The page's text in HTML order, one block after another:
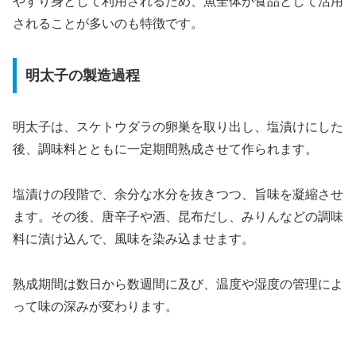
されることが多いのも特徴です。
明太子の製造過程
明太子は、スケトウダラの卵巣を取り出し、塩漬けにした
後、調味料とともに一定期間熟成させて作られます。
塩漬けの段階で、余分な水分を抜きつつ、旨味を凝縮させ
ます。その後、唐辛子や酒、昆布だし、みりんなどの調味
料に漬け込んで、風味を染み込ませます。
熟成期間は数日から数週間に及び、温度や湿度の管理によ
って味の深みが変わります。